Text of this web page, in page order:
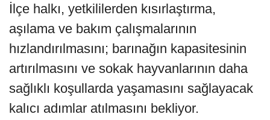
İlçe halkı, yetkililerden kısırlaştırma,
aşılama ve bakım çalışmalarının
hızlandırılmasını; barınağın kapasitesinin
artırılmasını ve sokak hayvanlarının daha
sağlıklı koşullarda yaşamasını sağlayacak
kalıcı adımlar atılmasını bekliyor.